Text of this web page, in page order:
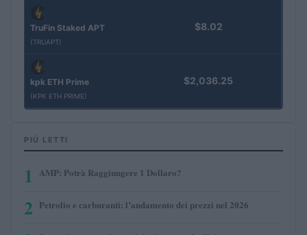
TruFin Staked APT
(TRUAPT)
$8.02
kpk ETH Prime
(KPK ETH PRIME)
$2,036.25
PIÙ LETTI
1 AMP: Potrà Raggiungere 1 Dollaro?
2 Petrolio e carburanti: l’andamento dei prezzi nel 2026